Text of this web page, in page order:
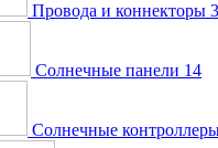
Провода и коннекторы
Солнечные панели 14
Солнечные